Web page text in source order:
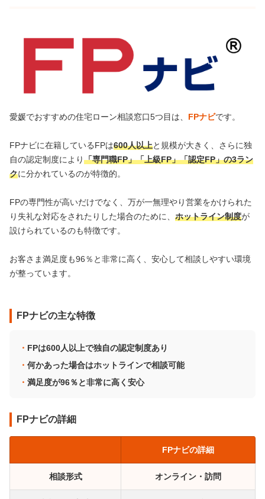
愛媛でおすすめの住宅ローン相談窓口5つ目は、 FPナビです。
FPナビに在籍しているFPは600人以上と規模が大きく、さらに独
自の認定制度により「専門職FP」「上級FP」「認定FP」の3ラン
クに分かれているのが特徴的。
FPの専門性が高いだけでなく、万が一無理やり営業をかけられた
り失礼な対応をされたりした場合のために、 ホットライン制度が
設けられているのも特徴です。
お客さま満足度も96％と非常に高く、安心して相談しやすい環境
が整っています。
FPナビの主な特徴
FPは600人以上で独自の認定制度あり
何かあった場合はホットラインで相談可能
満足度が96％と非常に高く安心
FPナビの詳細
FPナビの詳細
相談形式 オンライン・訪問